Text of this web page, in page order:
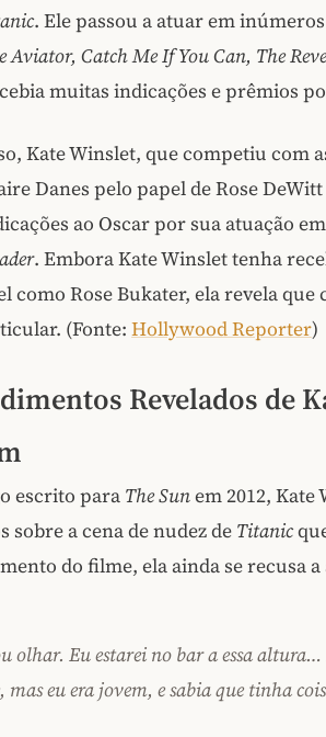
. Ele passou a atuar em
Aviator, Catch Me If You Can, The
muitas indicações e prêmios
Kate Winslet, que competiu com
Danes pelo papel de Rose
ao Oscar por sua atuação em
. Embora Kate Winslet tenha
como Rose Bukater, ela revela
(Fonte: Hollywood Reporter)
Revelados de
escrito para The Sunem 2012, Kate
sobre a cena de nudez de Titanic
do filme, ela ainda se recusa
olhar. Eu estarei no bar a essa
mas eu era jovem, e sabia que tinha